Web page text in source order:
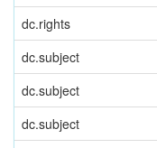
dc.rights
dc.subject
dc.subject
dc.subject